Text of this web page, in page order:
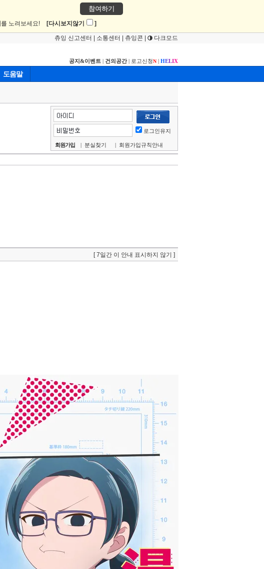
참여하기
를 노려보세요! [다시보지않기 ]
츄잉 신고센터 소통센터 츄잉콘 다크모드
공지&이벤트 | 건의공간| 로고신청N | HELIX
도움말
로그인유지
회원가입 | 분실찾기 | 회원가입규칙안내
[ 7일간 이 안내 표시하지 않기 ]